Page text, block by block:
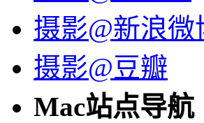
摄影@新浪微
摄影@豆瓣
Mac站点导航